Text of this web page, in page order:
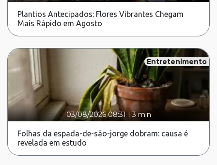
Plantios Antecipados: Flores Vibrantes Chegam
Mais Rápido em Agosto
Entretenimento
03/08/2026 08:31 |3 min
Folhas da espada-de-são-jorge dobram: causa é
revelada em estudo